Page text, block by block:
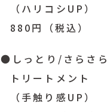
（ハリコシUP）
880円（税込）
●しっとり/さらさら
トリートメント
（手触り感UP）